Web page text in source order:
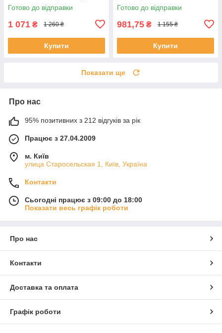
Готово до відправки
1 071 ₴ 1 260 ₴
Купити
Готово до відправки
981,75 ₴ 1 155 ₴
Купити
Показати ще
Про нас
95% позитивних з 212 відгуків за рік
Працює з 27.04.2009
м. Київ
улица Старосельская 1, Київ, Україна
Контакти
Сьогодні працює з 09:00 до 18:00
Показати весь графік роботи
Про нас
Контакти
Доставка та оплата
Графік роботи